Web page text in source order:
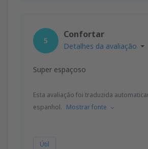
5
Confortar
Detalhes da avaliação
Super espaçoso
Esta avaliação foi traduzida
espanhol. Mostrar fonte
Útil